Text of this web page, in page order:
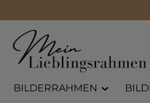
BILDERRAHMEN